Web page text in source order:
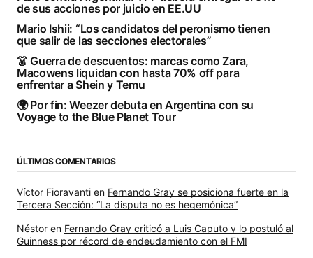
de sus acciones por juicio en EE.UU
Mario Ishii: “Los candidatos del peronismo tienen
que salir de las secciones electorales”
👗 Guerra de descuentos: marcas como Zara,
Macowens liquidan con hasta 70% off para
enfrentar a Shein y Temu
🌍 Por fin: Weezer debuta en Argentina con su
Voyage to the Blue Planet Tour
ÚLTIMOS COMENTARIOS
Víctor Fioravanti en Fernando Gray se posiciona fuerte en la
Tercera Sección: “La disputa no es hegemónica”
Néstor en Fernando Gray criticó a Luis Caputo y lo postuló al
Guinness por récord de endeudamiento con el FMI